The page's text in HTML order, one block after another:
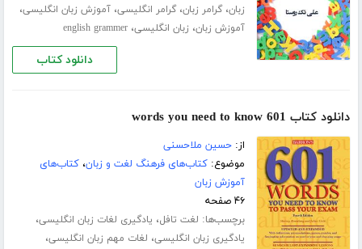
زبان،گرامر زبان،گرامر انگلیسی،آموزش زبان انگلیسی،
آموزش زبان، زبان انگلیسی،english grammer
دانلود کتاب
دانلود کتاب 601 words you need to know
از:حسین ملاحسنی
موضوع:کتاب‌های فرهنگ لغت و زبان،کتاب‌های
آموزش زبان
۴۶ صفحه
برچسب‌ها: لغت تافل، یادگیری لغات زبان انگلیسی،
یادگیری زبان انگلیسی، لغات مهم زبان انگلیسی،